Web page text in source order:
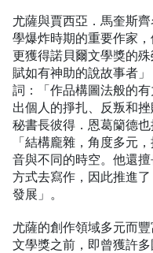
尤薩與賈西亞．馬奎斯
學爆炸時期的重要作家
更獲得諾貝爾文學獎的
賦如有神助的說故事者
詞：「作品構圖法般的
出個人的掙扎、反叛和
秘書長彼得．恩葛籣德
「結構龐雜，角度多元
音與不同的時空。他還
方式去寫作，因此推進
發展」。
尤薩的創作領域多元而
文學獎之前，即曾獲許多